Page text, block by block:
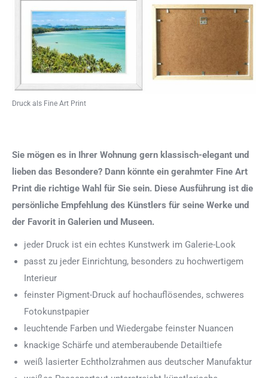
Druck als Fine Art Print
Sie mögen es in Ihrer Wohnung gern klassisch-elegant und
lieben das Besondere? Dann könnte ein gerahmter Fine Art
Print die richtige Wahl für Sie sein. Diese Ausführung ist die
persönliche Empfehlung des Künstlers für seine Werke und
der Favorit in Galerien und Museen.
jeder Druck ist ein echtes Kunstwerk im Galerie-Look
passt zu jeder Einrichtung, besonders zu hochwertigem
Interieur
feinster Pigment-Druck auf hochauflösendes, schweres
Fotokunstpapier
leuchtende Farben und Wiedergabe feinster Nuancen
knackige Schärfe und atemberaubende Detailtiefe
weiß lasierter Echtholzrahmen aus deutscher Manufaktur